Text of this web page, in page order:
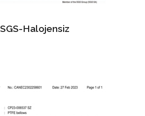
SGS-Halojensiz